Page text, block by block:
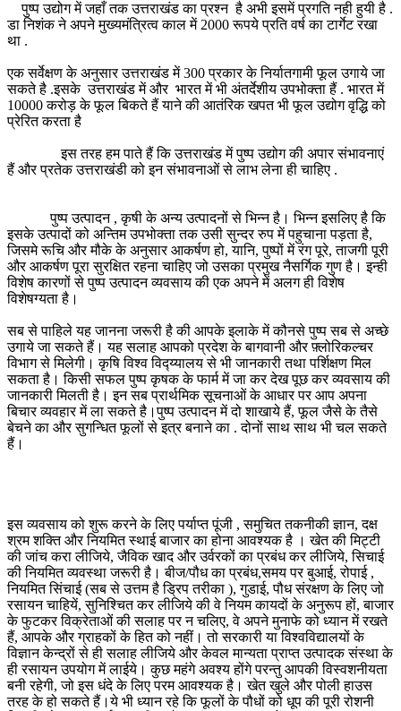
पुष्प उद्योग में जहाँ तक उत्तराखंड का प्रश्न है अभी इसमें प्रगति नही हुयी है .
डा निशंक ने अपने मुख्यमंत्रित्व काल में 2000 रूपये प्रति वर्ष का टार्गेट रखा
था .
एक सर्वेक्षण के अनुसार उत्तराखंड में 300 प्रकार के निर्यातगामी फूल उगाये जा
सकते है .इसके उत्तराखंड में और भारत में भी अंतर्देशीय उपभोक्ता हैं . भारत में
10000 करोड़ के फूल बिकते हैं याने की आतंरिक खपत भी फूल उद्योग वृद्धि को
प्रेरित करता है
इस तरह हम पाते हैं कि उत्तराखंड में पुष्प उद्योग की अपार संभावनाएं
हैं और प्रतेक उत्तराखंडी को इन संभावनाओं से लाभ लेना ही चाहिए .
पुष्प उत्पादन , कृषी के अन्य उत्पादनों से भिन्न है। भिन्न इसलिए है कि
इसके उत्पादों को अन्तिम उपभोक्ता तक उसी सुन्दर रुप में पहुचाना पड़ता है,
जिसमे रूचि और मौके के अनुसार आकर्षण हो, यानि, पुष्पों में रंग पूरे, ताजगी पूरी
और आकर्षण पूरा सुरक्षित रहना चाहिए जो उसका प्रमुख नैसर्गिक गुण है। इन्ही
विशेष कारणों से पुष्प उत्पादन व्यवसाय की एक अपने में अलग ही विशेष
विशेषग्यता है।
सब से पाहिले यह जानना जरूरी है की आपके इलाके में कौनसे पुष्प सब से अच्छे
उगाये जा सकते हैं। यह सलाह आपको प्रदेश के बागवानी और फ़्लोरिकल्चर
विभाग से मिलेगी। कृषि विश्व विद्य्यालय से भी जानकारी तथा पर्शिक्षण मिल
सकता है। किसी सफल पुष्प कृषक के फार्म में जा कर देख पूछ कर व्यवसाय की
जानकारी मिलती है। इन सब प्रार्थमिक सूचनाओं के आधार पर आप अपना
बिचार व्यवहार में ला सकते है।पुष्प उत्पादन में दो शाखाये हैं, फूल जैसे के तैसे
बेचने का और सुगन्धित फूलों से इत्र बनाने का . दोनों साथ साथ भी चल सकते
हैं।
इस व्यवसाय को शुरू करने के लिए पर्याप्त पूंजी , समुचित तकनीकी ज्ञान, दक्ष
श्रम शक्ति और नियमित स्थाई बाजार का होना आवश्यक है । खेत की मिट्टी
की जांच करा लीजिये, जैविक खाद और उर्वरकों का प्रबंध कर लीजिये, सिचाई
की नियमित व्यवस्था जरूरी है। बीज/पौध का प्रबंध,समय पर बुआई, रोपाई ,
नियमित सिंचाई (सब से उत्तम है ड्रिप तरीका ), गुडाई, पौध संरक्षण के लिए जो
रसायन चाहियें, सुनिश्चित कर लीजिये की वे नियम कायदों के अनुरूप हों, बाजार
के फुटकर विक्रेताओं की सलाह पर न चलिए, वे अपने मुनाफे को ध्यान में रखते
हैं, आपके और ग्राहकों के हित को नहीं। तो सरकारी या विश्वविद्यालयों के
विज्ञान केन्द्रों से ही सलाह लीजिये और केवल मान्यता प्राप्त उत्पादक संस्था के
ही रसायन उपयोग में लाईये। कुछ महंगे अवश्य होंगे परन्तु आपकी विस्वशनीयता
बनी रहेगी, जो इस धंदे के लिए परम आवश्यक है। खेत खुले और पोली हाउस
तरह के हो सकते हैं।ये भी ध्यान रहे कि फूलों के पौधों को धूप की पूरी रोशनी